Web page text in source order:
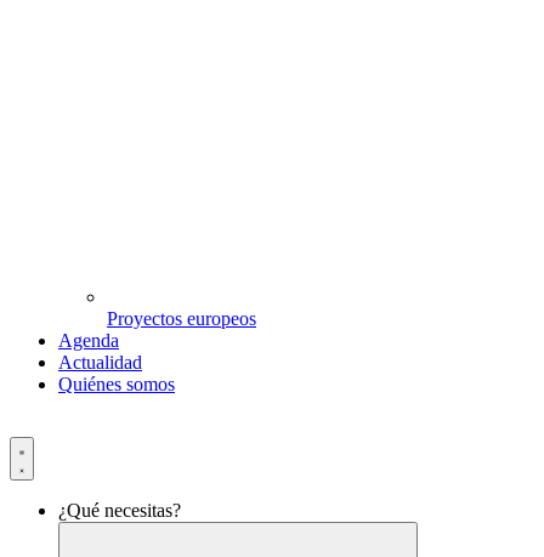
Proyectos europeos
Agenda
Actualidad
Quiénes somos
¿Qué necesitas?